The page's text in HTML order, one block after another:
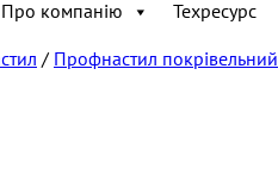
Про компанію Техресурс
/ Профнастил покрівельний